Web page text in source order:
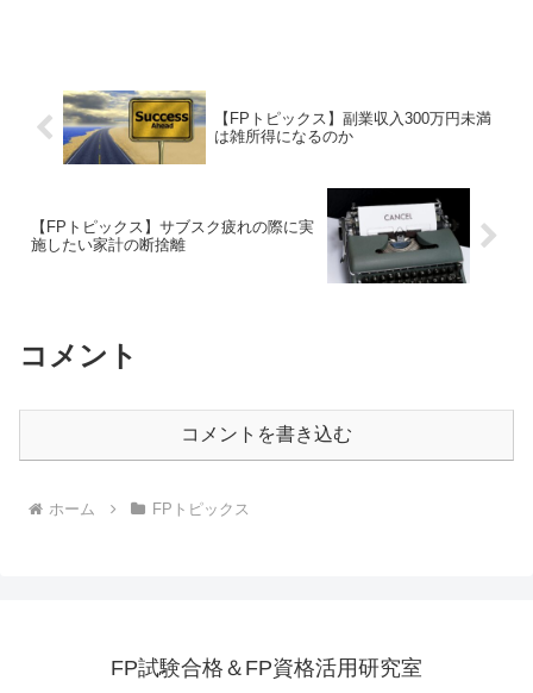
【FPトピックス】副業収入300万円未満
は雑所得になるのか
【FPトピックス】サブスク疲れの際に実
施したい家計の断捨離
コメント
コメントを書き込む
ホーム FPトピックス
FP試験合格＆FP資格活用研究室